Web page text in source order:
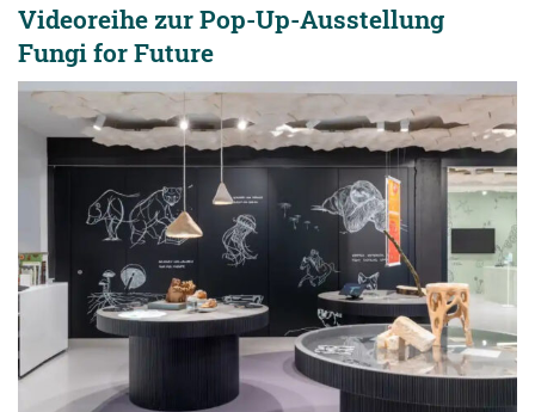
Videoreihe zur Pop-Up-Ausstellung
Fungi for Future